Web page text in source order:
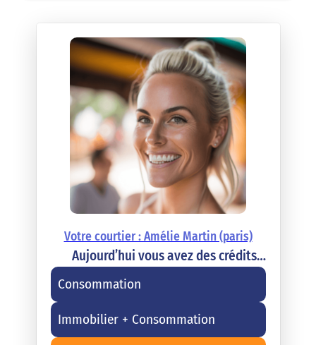
Votre courtier : Amélie Martin (paris)
Aujourd’hui vous avez des crédits…
Consommation
Immobilier + Consommation